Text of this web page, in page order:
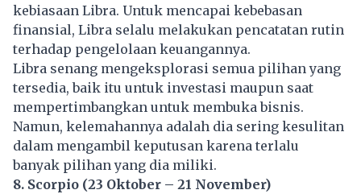
kebiasaan Libra. Untuk mencapai kebebasan
finansial, Libra selalu melakukan pencatatan rutin
terhadap pengelolaan keuangannya.
Libra senang mengeksplorasi semua pilihan yang
tersedia, baik itu untuk investasi maupun saat
mempertimbangkan untuk membuka bisnis.
Namun, kelemahannya adalah dia sering kesulitan
dalam mengambil keputusan karena terlalu
banyak pilihan yang dia miliki.
8. Scorpio (23 Oktober – 21 November)